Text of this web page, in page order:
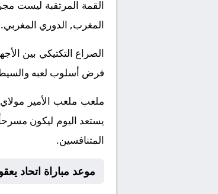
القمة المرتقبة ليست
المغرب, الدوري المغربي.
الصراع التكتيكي بين
فرض أسلوب لعبه
ملعب ملعب الأمير مولاي
يستعد اليوم ليكون
المتنافسين.
موعد مباراة اتحاد